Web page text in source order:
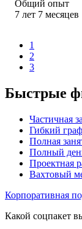
Общий опыт
7 лет 7 месяцев
1
2
3
Быстрые
Частичная
Гибкий
Полная
Полный
Проектная
Вахтовый
Корпоративная
Какой соцпакет